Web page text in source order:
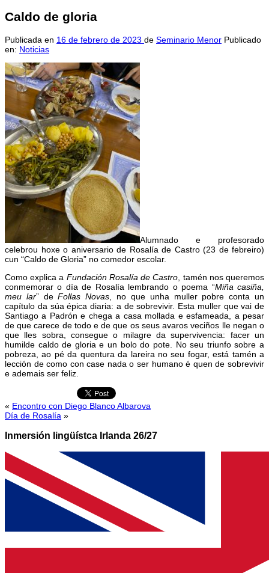
Caldo de gloria
Publicada en 16 de febrero de 2023 de Seminario Menor Publicado
en: Noticias
Alumnado e profesorado
celebrou hoxe o aniversario de Rosalía de Castro (23 de febreiro)
cun “Caldo de Gloria” no comedor escolar.
Como explica a Fundación Rosalía de Castro , tamén nos queremos
conmemorar o día de Rosalía lembrando o poema “Miña casiña,
meu lar” deFollas Novas , no que unha muller pobre conta un
capítulo da súa épica diaria: a de sobrevivir. Esta muller que vai de
Santiago a Padrón e chega a casa mollada e esfameada, a pesar
de que carece de todo e de que os seus avaros veciños lle negan o
que lles sobra, consegue o milagre da supervivencia: facer un
humilde caldo de gloria e un bolo do pote. No seu triunfo sobre a
pobreza, ao pé da quentura da lareira no seu fogar, está tamén a
lección de como con case nada o ser humano é quen de sobrevivir
e ademais ser feliz.
« Encontro con Diego Blanco Albarova
Día de Rosalía »
Inmersión lingüístca Irlanda 26/27